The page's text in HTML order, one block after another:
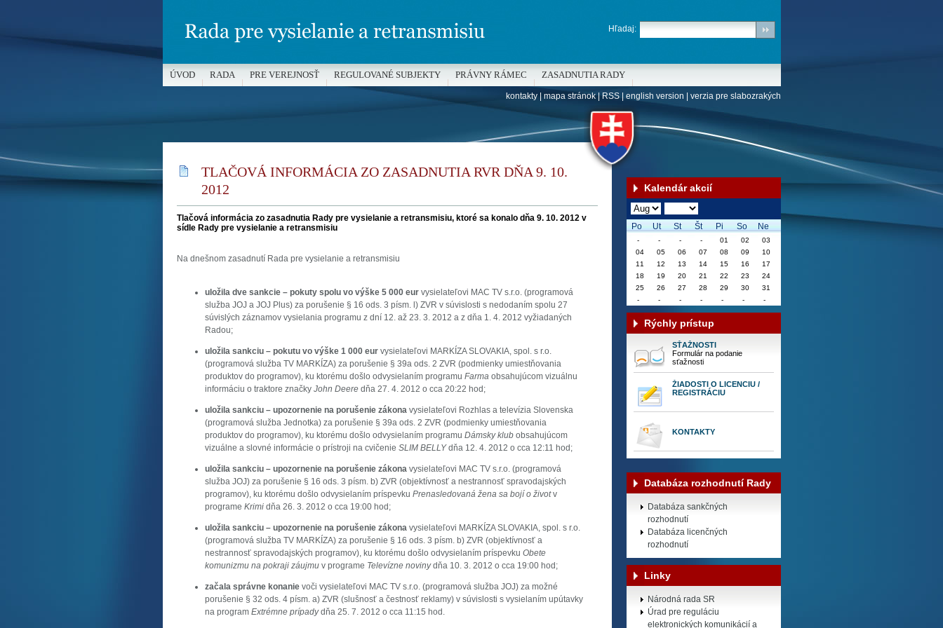
TLAČOVÁ INFORMÁCIA ZO ZASADNUTIA RVR DŇA 9. 10.
2012
Tlačová informácia zo zasadnutia Rady pre vysielanie a retransmisiu, ktoré sa konalo dňa 9. 10. 2012 v
sídle Rady pre vysielanie a retransmisiu
Na dnešnom zasadnutí Rada pre vysielanie a retransmisiu
uložila dve sankcie – pokuty spolu vo výške 5 000 eur vysielateľovi MAC TV s.r.o. (programová
služba JOJ a JOJ Plus) za porušenie § 16 ods. 3 písm. l) ZVR v súvislosti s nedodaním spolu 27
súvislých záznamov vysielania programu z dní 12. až 23. 3. 2012 a z dňa 1. 4. 2012 vyžiadaných
Radou;
uložila sankciu – pokutu vo výške 1 000 eur vysielateľovi MARKÍZA SLOVAKIA, spol. s r.o.
(programová služba TV MARKÍZA) za porušenie § 39a ods. 2 ZVR (podmienky umiestňovania
produktov do programov), ku ktorému došlo odvysielaním programu Farma obsahujúcom vizuálnu
informáciu o traktore značky John Deeredňa 27. 4. 2012 o cca 20:22 hod;
uložila sankciu – upozornenie na porušenie zákona vysielateľovi Rozhlas a televízia Slovenska
(programová služba Jednotka) za porušenie § 39a ods. 2 ZVR (podmienky umiestňovania
produktov do programov), ku ktorému došlo odvysielaním programu Dámsky klub obsahujúcom
vizuálne a slovné informácie o prístroji na cvičenie SLIM BELLYdňa 12. 4. 2012 o cca 12:11 hod;
uložila sankciu – upozornenie na porušenie zákona vysielateľovi MAC TV s.r.o. (programová
služba JOJ) za porušenie § 16 ods. 3 písm. b) ZVR (objektívnosť a nestrannosť spravodajských
programov), ku ktorému došlo odvysielaním príspevku Prenasledovaná žena sa bojí o životv
programe Krimi dňa 26. 3. 2012 o cca 19:00 hod;
uložila sankciu – upozornenie na porušenie zákona vysielateľovi MARKÍZA SLOVAKIA, spol. s r.o.
(programová služba TV MARKÍZA) za porušenie § 16 ods. 3 písm. b) ZVR (objektívnosť a
nestrannosť spravodajských programov), ku ktorému došlo odvysielaním príspevku Obete
komunizmu na pokraji záujmu v programe Televízne novinydňa 10. 3. 2012 o cca 19:00 hod;
začala správne konanie voči vysielateľovi MAC TV s.r.o. (programová služba JOJ) za možné
porušenie § 32 ods. 4 písm. a) ZVR (slušnosť a čestnosť reklamy) v súvislosti s vysielaním upútavky
na program Extrémne prípadydňa 25. 7. 2012 o cca 11:15 hod.
Kalendár akcií
Po Ut St Št Pi So Ne
Rýchly prístup
SŤAŽNOSTI
Formulár na podanie
sťažnosti
ŽIADOSTI O LICENCIU /
REGISTRÁCIU
KONTAKTY
Databáza rozhodnutí Rady
Databáza sankčných
rozhodnutí
Databáza licenčných
rozhodnutí
Linky
Národná rada SR
Úrad pre reguláciu
elektronických komunikácií a
Hľadaj:
ÚVOD RADA PRE VEREJNOSŤ REGULOVANÉ SUBJEKTY PRÁVNY RÁMEC ZASADNUTIA RADY
kontakty| mapa stránok|RSS| english version verzia pre slabozrakých